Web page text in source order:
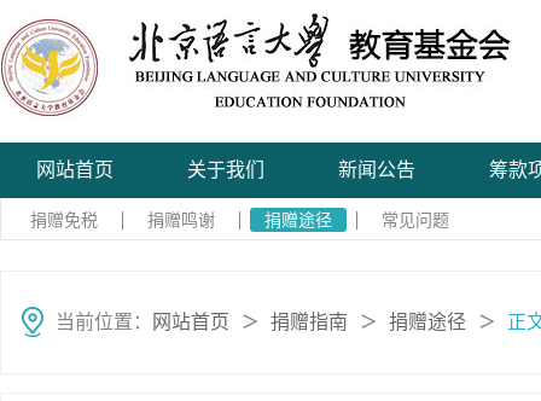
网站首页 关于我们 新闻公告 筹款
捐赠免税 捐赠鸣谢 捐赠途径 常见问题
当前位置： 网站首页 ＞ 捐赠指南 ＞ 捐赠途径 ＞ 正